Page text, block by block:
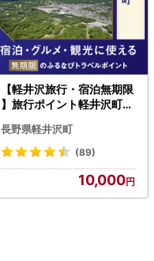
【軽井沢旅行・宿泊無期限
】旅行ポイント軽井沢町ふ
長野県軽井沢町
(89)
10,000